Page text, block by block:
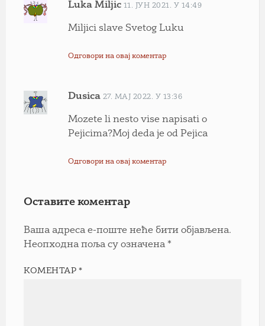
Luka Miljic 11. ЈУН 2021. У 14:49
Miljici slave Svetog Luku
Одговори на овај коментар
Dusica 27. МАЈ 2022. У 13:36
Mozete li nesto vise napisati o
Pejicima?Moj deda je od Pejica
Одговори на овај коментар
Оставите коментар
Ваша адреса е-поште неће бити објављена.
Неопходна поља су означена *
КОМЕНТАР*